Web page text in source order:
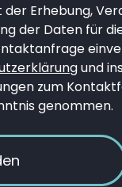
der Erhebung,
der Daten für
und
zum
genommen.